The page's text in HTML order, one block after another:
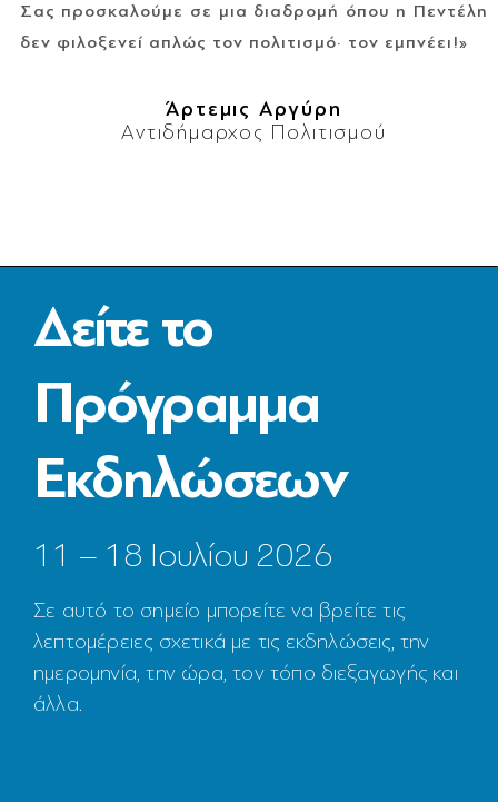
Σας προσκαλούμε σε μια διαδρομή όπου η Πεντέλη
δεν φιλοξενεί απλώς τον πολιτισμό· τον εμπνέει!»
Άρτεμις Αργύρη
Αντιδήμαρχος Πολιτισμού
Δείτε το
Πρόγραμμα
Εκδηλώσεων
11 – 18 Ιουλίου 2026
Σε αυτό το σημείο μπορείτε να βρείτε τις
λεπτομέρειες σχετικά με τις εκδηλώσεις, την
ημερομηνία, την ώρα, τον τόπο διεξαγωγής και
άλλα.